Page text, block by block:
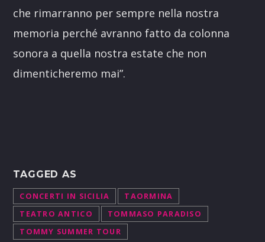
che rimarranno per sempre nella nostra
memoria perché avranno fatto da colonna
sonora a quella nostra estate che non
dimenticheremo mai”.
TAGGED AS
CONCERTI IN SICILIA
TAORMINA
TEATRO ANTICO
TOMMASO PARADISO
TOMMY SUMMER TOUR